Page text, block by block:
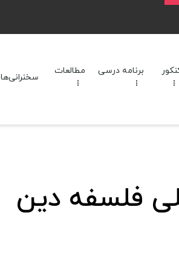
برنامه‌ درسی مطالعات
سخنرانی‌ها
فلسفه دین